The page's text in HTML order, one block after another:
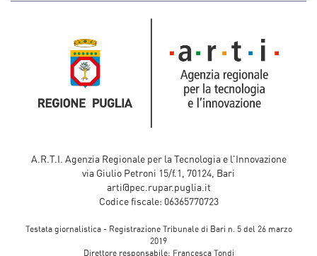
A.R.T.I. Agenzia Regionale per la Tecnologia e l'Innovazione
via Giulio Petroni 15/f.1, 70124, Bari
arti@pec.rupar.puglia.it
Codice fiscale: 06365770723
Testata giornalistica - Registrazione Tribunale di Bari n. 5 del 26 marzo
2019
Direttore responsabile: Francesca Tondi